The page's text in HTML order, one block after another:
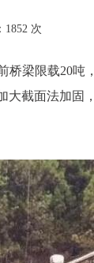
1852 次
桥梁限载20吨
大截面法加固